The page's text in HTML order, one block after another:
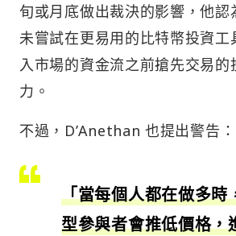
旬或月底做出裁決的影響，他認
未嘗試在更易用的比特幣投資工
入市場的資金流之前搶先交易的
力。
不過，D’Anethan 也提出警告：
「當每個人都在做多時
型參與者會推低價格，